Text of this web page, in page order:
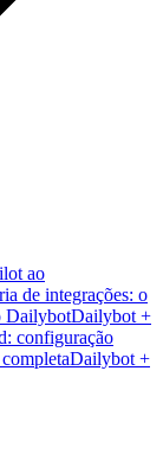
ao
de integrações: o
DailybotDailybot +
configuração
Dailybot +